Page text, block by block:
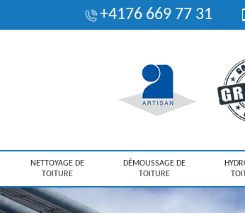
+4176 669 77 31
NETTOYAGE DE
TOITURE
DÉMOUSSAGE DE
TOITURE